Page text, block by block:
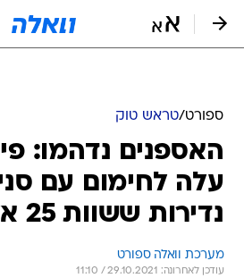
ספורט/טראש טוק
האספנים נדהמו:
עלה לחימום עם
נדירות ששוות 25 אלף דולר
מערכת וואלה ספורט
עודכן לאחרונה: 29.10.2021 / 11:10